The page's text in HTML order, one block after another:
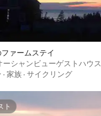
ァームステイ
ーシャンビューゲストハウス
· 家族 · サイクリング
ト
ト